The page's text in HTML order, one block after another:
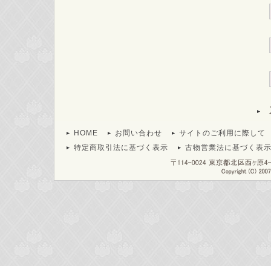
HOME お問い合わせ
サイトのご利用に際して
特定商取引法に基づく表示
古物営業法に基づく表示